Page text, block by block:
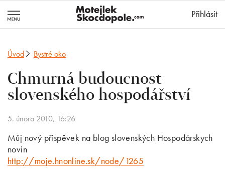
Přihlásit
Úvod Bystré oko
Chmurná budoucnost
slovenského hospodářství
5. února 2010, 16:26
Můj nový příspěvek na blog slovenských Hospodárskych
novin
http://moje.hnonline.sk/node/1265